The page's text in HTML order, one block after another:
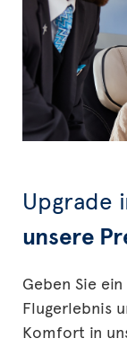
Upgrade
unsere
Geben Sie
Flugerlebnis
Komfort in